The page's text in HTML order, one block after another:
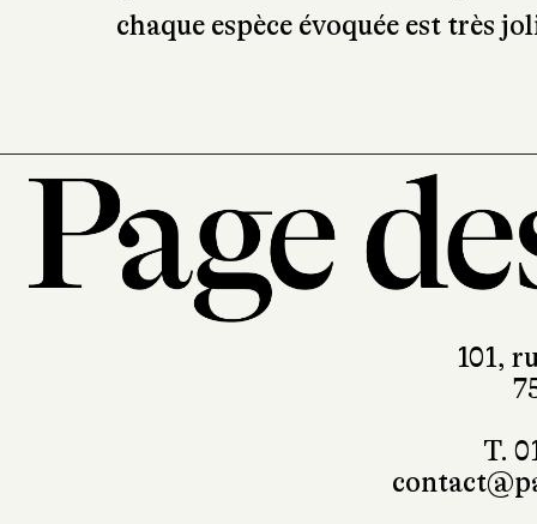
chaque espèce évoquée est très
101,
T.